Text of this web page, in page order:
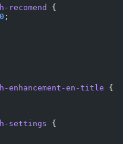
recomend
{
;
enhancement-en-title
{
settings
{